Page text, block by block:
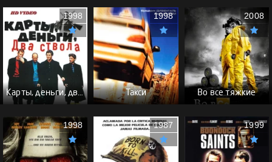
Карты, деньги, два ствола - (Перевод Гоблина)
1998
Такси
1998
Во все тяжкие
2008
1998 1987 1999